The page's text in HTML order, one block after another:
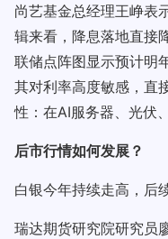
尚艺基金总经理王峥表
辑来看，降息落地直接
联储点阵图显示预计明
其对利率高度敏感，直
性：在AI服务器、光伏
后市行情如何发展？
白银今年持续走高，后
瑞达期货研究院研究员